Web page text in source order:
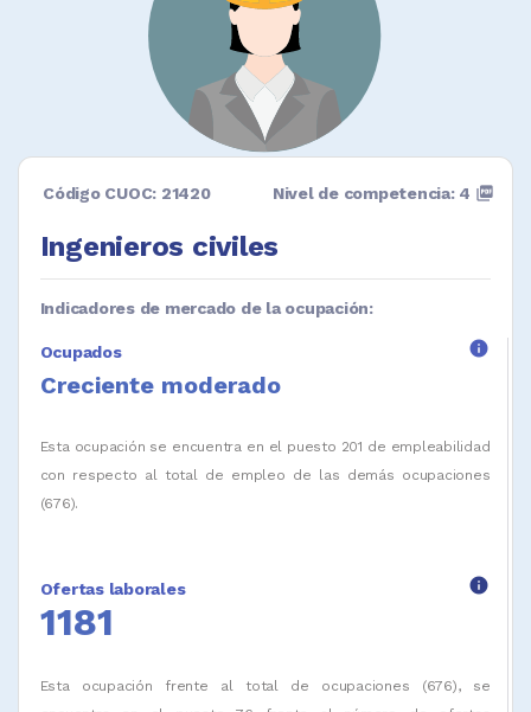
Código CUOC: 21420
Ingenieros civiles
Nivel de competencia: 4 picture_as_pdf
Indicadores de mercado de la ocupación:
Ocupados info
Creciente moderado
Esta ocupación se encuentra en el puesto 201 de empleabilidad
con respecto al total de empleo de las demás ocupaciones
(676).
Ofertas laborales info
1181
Esta ocupación frente al total de ocupaciones (676), se